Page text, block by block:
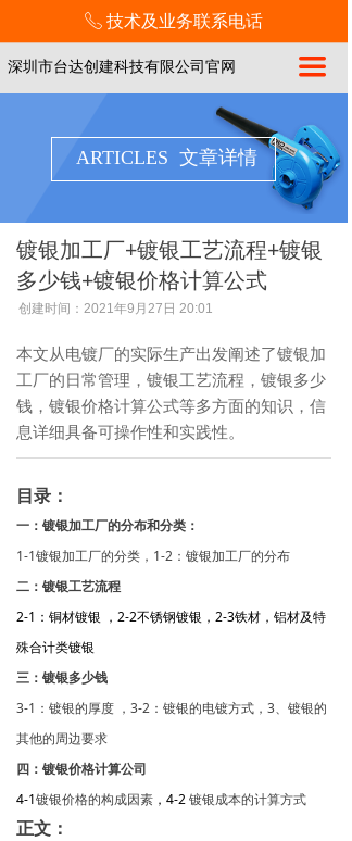
끀
深圳市台达创建科技有限公司官网
ꂅ 技术及业务联系电话
镀银加工厂+镀银工艺流程+镀银
多少钱+镀银价格计算公式
创建时间： 2021年9月27日 20:01
本文从电镀厂的实际生产出发阐述了镀银加
工厂的日常管理，镀银工艺流程，镀银多少
钱，镀银价格计算公式等多方面的知识，信
息详细具备可操作性和实践性。
目录：
一：镀银加工厂的分布和分类：
1-1镀银加工厂的分类，1-2：镀银加工厂的分布
二：镀银工艺流程
2-1： 铜材镀银 ，2-2不锈钢镀银 ，2-3铁材，铝材及特
殊合计类镀银
三：镀银多少钱
3-1：镀银的厚度 ，3-2：镀银的电镀方式，3、镀银的
其他的周边要求
四：镀银价格计算公司
4-1镀银价格的构成因素 ， 4-2镀银成本的计算方式
正文：
ARTICLES 文章详情